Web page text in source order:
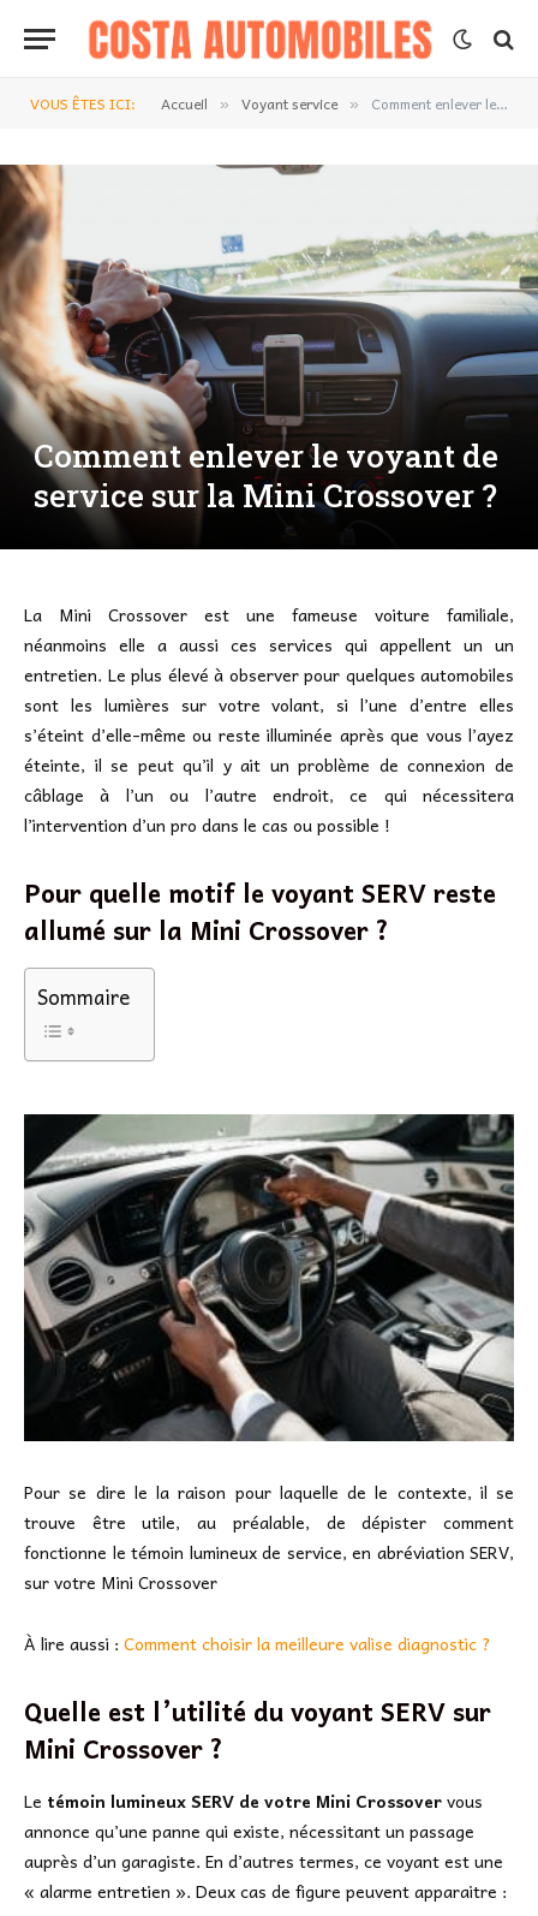
VOUS ÊTES ICI: Accueil » Voyant service » Comment enlever le voyant de service sur la Mini Crossover ?
Comment enlever le voyant de
service sur la Mini Crossover ?
La Mini Crossover est une fameuse voiture familiale,
néanmoins elle a aussi ces services qui appellent un un
entretien. Le plus élevé à observer pour quelques automobiles
sont les lumières sur votre volant, si l’une d’entre elles
s’éteint d’elle-même ou reste illuminée après que vous l’ayez
éteinte, il se peut qu’il y ait un problème de connexion de
câblage à l’un ou l’autre endroit, ce qui nécessitera
l’intervention d’un pro dans le cas ou possible !
Pour quelle motif le voyant SERV reste
allumé sur la Mini Crossover ?
Sommaire
Pour se dire le la raison pour laquelle de le contexte, il se
trouve être utile, au préalable, de dépister comment
fonctionne le témoin lumineux de service, en abréviation SERV,
sur votre Mini Crossover
À lire aussi : Comment choisir la meilleure valise diagnostic ?
Quelle est l’utilité du voyant SERV sur
Mini Crossover ?
Le témoin lumineux SERV de votre Mini Crossovervous
annonce qu’une panne qui existe, nécessitant un passage
auprès d’un garagiste. En d’autres termes, ce voyant est une
« alarme entretien ». Deux cas de figure peuvent apparaitre :